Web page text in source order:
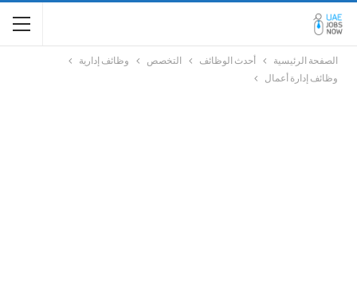
الصفحة الرئيسية أحدث الوظائف التخصص
وظائف إدارية
وظائف إدارة أعمال